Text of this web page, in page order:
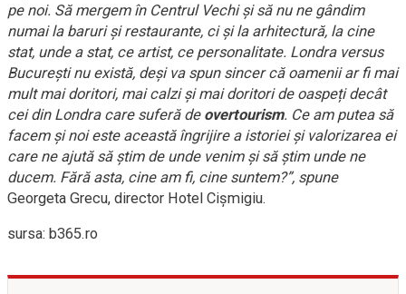
pe noi. Să mergem în Centrul Vechi și să nu ne gândim
numai la baruri și restaurante, ci și la arhitectură, la cine
stat, unde a stat, ce artist, ce personalitate. Londra versus
București nu există, deși va spun sincer că oamenii ar fi mai
mult mai doritori, mai calzi și mai doritori de oaspeți decât
cei din Londra care suferă de overtourism. Ce am putea să
facem și noi este această îngrijire a istoriei și valorizarea ei
care ne ajută să știm de unde venim și să știm unde ne
ducem. Fără asta, cine am fi, cine suntem?”, spune
Georgeta Grecu, director Hotel Cișmigiu.
sursa: b365.ro